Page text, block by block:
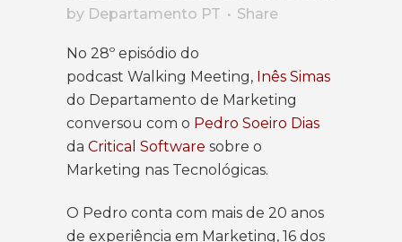
by Departamento PT Share
No 28º episódio do
podcast Walking Meeting, Inês Simas
do Departamento de Marketing
conversou com o Pedro Soeiro Dias
da Critical Software sobre o
Marketing nas Tecnológicas.
O Pedro conta com mais de 20 anos
de experiência em Marketing, 16 dos